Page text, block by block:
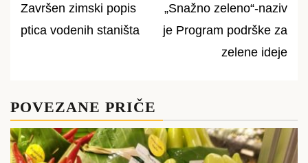
Post
navigation
Završen zimski popis
ptica vodenih staništa
„Snažno zeleno“-naziv
je Program podrške za
zelene ideje
POVEZANE PRIČE